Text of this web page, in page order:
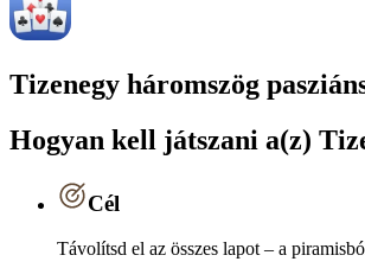
Tizenegy háromszög
Hogyan kell játszani a(z)
Cél
Távolítsd el az összes lapot – a